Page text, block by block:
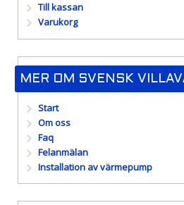
Till kassan
Varukorg
MER OM SVENSK
Start
Om oss
Faq
Felanmälan
Installation av värmepump